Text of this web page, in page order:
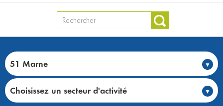
51 Marne
Choisissez un secteur d'activité